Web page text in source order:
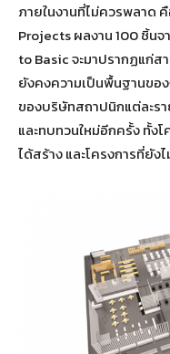
ภายในงานที่ไม่ควรพลาด
Projects ผลงาน 100 ชิ้น
to Basic จะมาปรากฏแก่
ยังคงความเป็นพื้นฐานขอ
ของบริษัทสถาปนิกแต่ละร
และทบทวนใหม่อีกครั้ง ทั้งโ
ได้สร้าง และโครงการที่ยัง